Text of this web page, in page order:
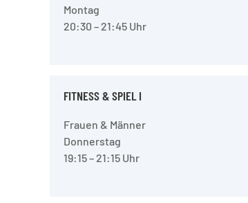
Montag
20:30 – 21:45 Uhr
FITNESS & SPIEL I
Frauen & Männer
Donnerstag
19:15 – 21:15 Uhr